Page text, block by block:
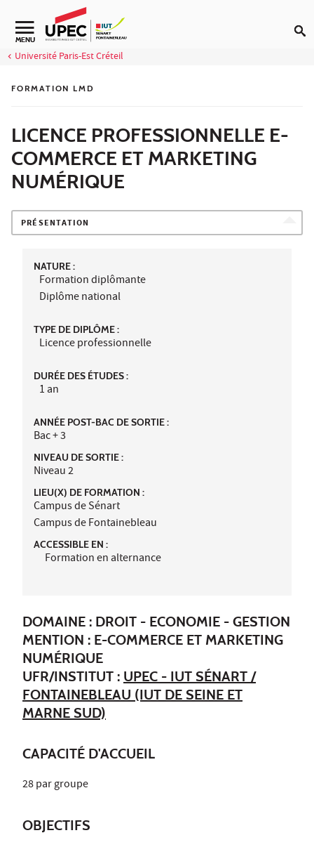
Aller au contenu
Navigation secondaire
MENU
Université Paris-Est Créteil
FORMATION LMD
LICENCE PROFESSIONNELLE E-
COMMERCE ET MARKETING
NUMÉRIQUE
PRÉSENTATION
NATURE :
Formation diplômante
Diplôme national
TYPE DE DIPLÔME :
Licence professionnelle
DURÉE DES ÉTUDES :
1 an
ANNÉE POST-BAC DE SORTIE :
Bac + 3
NIVEAU DE SORTIE :
Niveau 2
LIEU(X) DE FORMATION :
Campus de Sénart
Campus de Fontainebleau
ACCESSIBLE EN :
Formation en alternance
DOMAINE : DROIT - ECONOMIE - GESTION
MENTION : E-COMMERCE ET MARKETING
NUMÉRIQUE
UFR/INSTITUT : UPEC - IUT SÉNART /
FONTAINEBLEAU (IUT DE SEINE ET
MARNE SUD)
CAPACITÉ D'ACCUEIL
28 par groupe
OBJECTIFS